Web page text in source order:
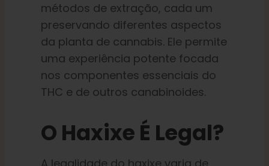
métodos de extração, cada um
preservando diferentes aspectos
da planta de cannabis. Ele permite
uma experiência potente focada
nos componentes essenciais do
THC e de outros canabinoides.
O Haxixe É Legal?